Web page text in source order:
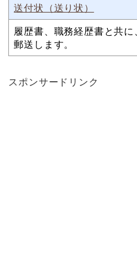
送付状（送り状）
履歴書、職務経歴書と共に、
郵送します。
スポンサードリンク